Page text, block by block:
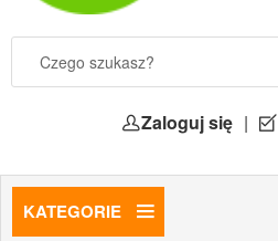
Zaloguj się |
KATEGORIE